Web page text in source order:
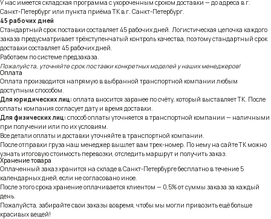
У нас имеется складская программа с укороченным сроком доставки — до адреса в г.
Санкт-Петербург или пункта приёма ТК в г. Санкт-Петербург.
45 рабочих дней
Стандартный срок поставки составляет 45 рабочих дней. Логистическая цепочка каждого
заказа предусматривает трёхступенчатый контроль качества, поэтому стандартный срок
доставки составляет 45 рабочих дней.
Работаем по системе предзаказа.
Пожалуйста, уточняйте срок поставки конкретных моделей у наших менеджеров!
Оплата
Оплата производится напрямую в выбранной транспортной компании любым
доступным способом.
Для юридических лиц: оплата вносится заранее по счёту, который выставляет ТК. После
оплаты компания согласует дату и время доставки.
Для физических лиц: способ оплаты уточняется в транспортной компании — наличными
при получении или по их условиям.
Все детали оплаты и доставки уточняйте в транспортной компании.
После отправки груза наш менеджер вышлет вам трек-номер. По нему на сайте ТК можно
узнать итоговую стоимость перевозки, отследить маршрут и получить заказ.
Хранение товара
Оплаченный заказ хранится на складе в Санкт-Петербурге бесплатно в течение 5
календарных дней, если не согласовано иное.
После этого срока хранение оплачивается клиентом — 0,5% от суммы заказа за каждый
день.
Пожалуйста, забирайте свои заказы вовремя, чтобы мы могли привозить ещё больше
красивых вещей!